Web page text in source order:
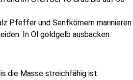
Pfeffer und Senfkörnern marinieren.
In Öl goldgelb ausbacken.
die Masse streichfähig ist.